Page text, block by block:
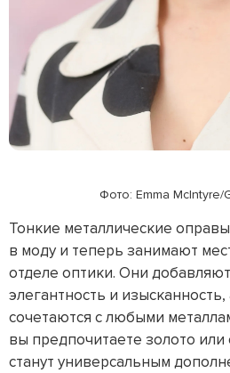
Фото: Emma McIntyre/
Тонкие металлические
в моду и теперь занимают
отделе оптики. Они
элегантность и
сочетаются с любыми
вы предпочитаете золото или
станут универсальным